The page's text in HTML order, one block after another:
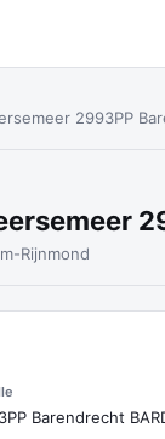
2993PP
Rijnmond
Barendrecht